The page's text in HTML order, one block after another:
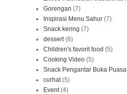
Gorengan (7)
Inspirasi Menu Sahur (7)
Snack kering (7)
dessert (6)
Children's favorit food (5)
Cooking Video (5)
Snack Pengantar Buka Puasa
curhat (5)
Event (4)